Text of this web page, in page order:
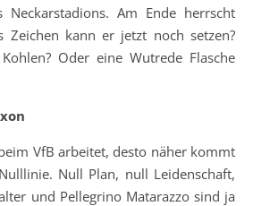
Am Ende herrscht
Zeichen kann er jetzt noch setzen?
Oder eine Wutrede Flasche
VfB arbeitet, desto näher kommt
Null Plan, null Leidenschaft,
und Pellegrino Matarazzo sind ja